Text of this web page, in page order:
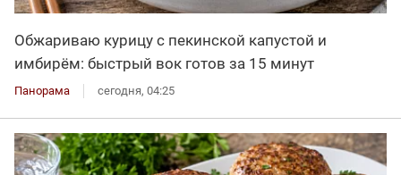
Обжариваю курицу с пекинской капустой и
имбирём: быстрый вок готов за 15 минут
Панорама сегодня, 04:25